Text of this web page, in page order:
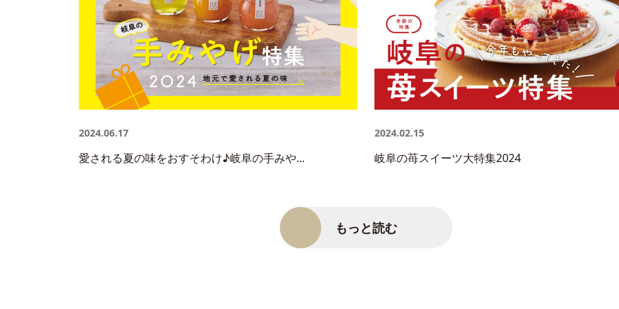
2024.06.17
愛される夏の味をおすそわけ♪岐阜の手みや...
2024.02.15
岐阜の苺スイーツ大特集2024
もっと読む